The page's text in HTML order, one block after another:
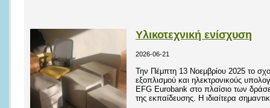
διδακτικού
2026
2025-
2026
Υλικοτεχνική ενίσχυση
2026-06-21
Την Πέμπτη 13 Νοεμβρίου 2025 το
εξοπλισμού και ηλεκτρονικούς
EFG Eurobank στο πλαίσιο των
της εκπαίδευσης. Η ιδιαίτερα